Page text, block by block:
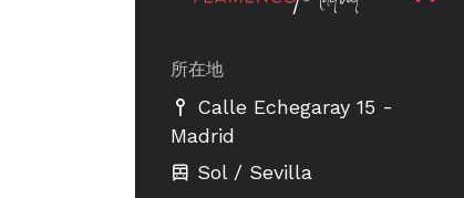
所在地
Calle Echegaray 15 -
Madrid
Sol / Sevilla